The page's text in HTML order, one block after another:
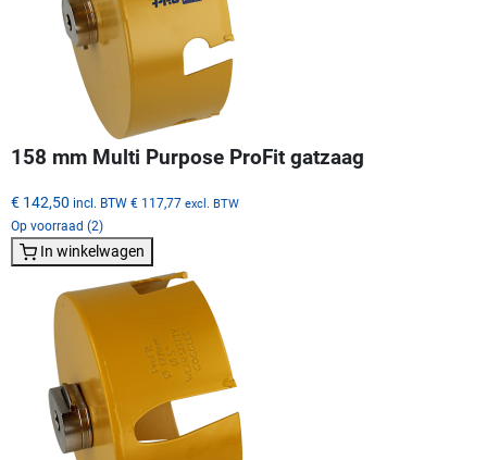
158 mm Multi Purpose ProFit gatzaag
€ 142,50 incl. BTW € 117,77 excl. BTW
Op voorraad (2)
In winkelwagen